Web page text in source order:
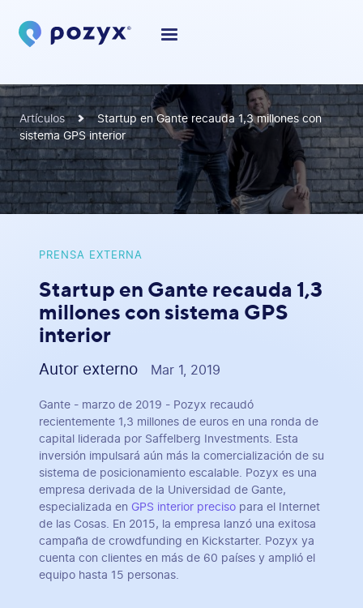
Artículos
Startup en Gante recauda 1,3 millones con
sistema GPS interior
PRENSA EXTERNA
Startup en Gante recauda 1,3
millones con sistema GPS
interior
Autor externo Mar 1, 2019
Gante - marzo de 2019 - Pozyx recaudó
recientemente 1,3 millones de euros en una ronda de
capital liderada por Saffelberg Investments. Esta
inversión impulsará aún más la comercialización de su
sistema de posicionamiento escalable. Pozyx es una
empresa derivada de la Universidad de Gante,
especializada en GPS interior preciso para el Internet
de las Cosas. En 2015, la empresa lanzó una exitosa
campaña de crowdfunding en Kickstarter. Pozyx ya
cuenta con clientes en más de 60 países y amplió el
equipo hasta 15 personas.